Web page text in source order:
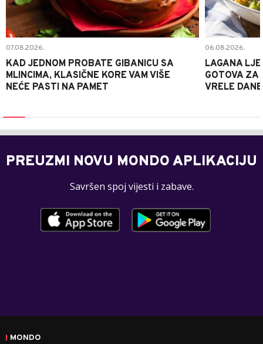
07.08.2026.
KAD JEDNOM PROBATE GIBANICU SA
MLINCIMA, KLASIČNE KORE VAM VIŠE
NEĆE PASTI NA PAMET
06.08.2026.
LAGANA
GOTOVA ZA
VRELE DANE
PREUZMI NOVU MONDO APLIKACIJU
Savršen spoj vijesti i zabave.
MONDO